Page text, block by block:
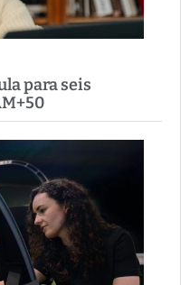
para seis